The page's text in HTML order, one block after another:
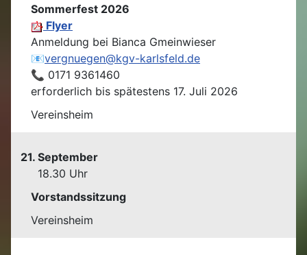
Sommerfest 2026
Flyer
Anmeldung bei Bianca Gmeinwieser
📧vergnuegen@kgv-karlsfeld.de
📞 0171 9361460
erforderlich bis spätestens 17. Juli 2026
Vereinsheim
21. September
18.30 Uhr
Vorstandssitzung
Vereinsheim